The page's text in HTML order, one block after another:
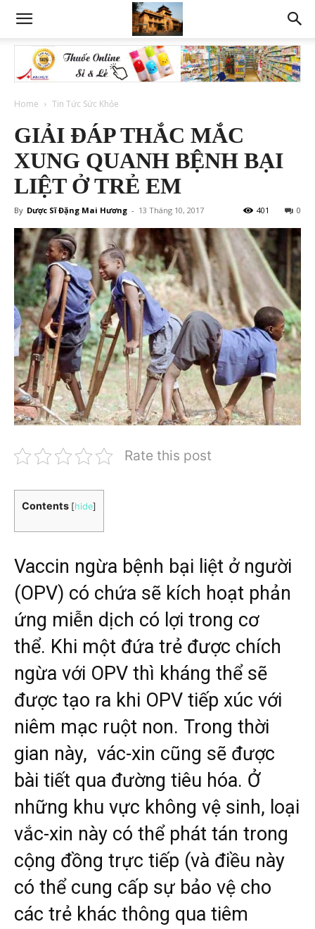
Home Tin Tức Sức Khỏe
GIẢI ĐÁP THẮC MẮC
XUNG QUANH BỆNH BẠI
LIỆT Ở TRẺ EM
By Dược Sĩ Đặng Mai Hương - 13 Tháng 10, 2017 0
401
Rate this post
Contents [hide]
Vaccin ngừa bệnh bại liệt ở người
(OPV) có chứa sẽ kích hoạt phản
ứng miễn dịch có lợi trong cơ
thể. Khi một đứa trẻ được chích
ngừa với OPV thì kháng thể sẽ
được tạo ra khi OPV tiếp xúc với
niêm mạc ruột non. Trong thời
gian này, vác-xin cũng sẽ được
bài tiết qua đường tiêu hóa. Ở
những khu vực không vệ sinh, loại
vắc-xin này có thể phát tán trong
cộng đồng trực tiếp (và điều này
có thể cung cấp sự bảo vệ cho
các trẻ khác thông qua tiêm